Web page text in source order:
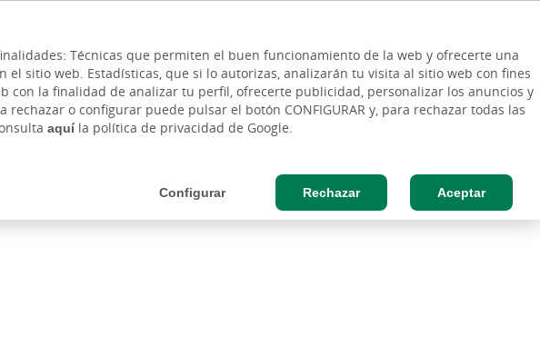
Técnicas que permiten el buen funcionamiento de la web y ofrecerte una
sitio web. Estadísticas, que si lo autorizas, analizarán tu visita al sitio web con fines
la finalidad de analizar tu perfil, ofrecerte publicidad, personalizar los anuncios y
o configurar puede pulsar el botón CONFIGURAR y, para rechazar todas las
aquíla política de privacidad de Google.
Configurar Rechazar Aceptar
DE
Informes y Publicaciones Banca online
EMPRESAS AGRO